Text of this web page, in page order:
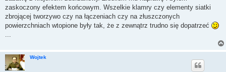
zaskoczony efektem końcowym. Wszelkie klamry czy elementy siatki
zbrojącej tworzywo czy na łączeniach czy na złuszczonych
powierzchniach wtopione były tak, że z zewnątrz trudno się dopatrzeć
...
Wojtek